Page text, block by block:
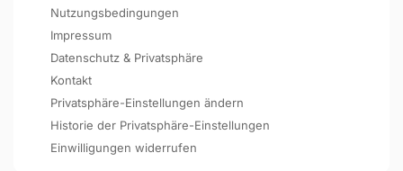
Nutzungsbedingungen
Impressum
Datenschutz & Privatsphäre
Kontakt
Privatsphäre-Einstellungen ändern
Historie der Privatsphäre-Einstellungen
Einwilligungen widerrufen